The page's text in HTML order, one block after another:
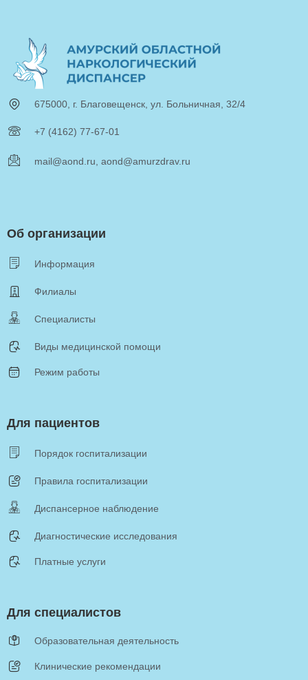
675000, г. Благовещенск, ул. Больничная, 32/4
+7 (4162) 77-67-01
mail@aond.ru, aond@amurzdrav.ru
Об организации
Информация
Филиалы
Специалисты
Виды медицинской помощи
Режим работы
Для пациентов
Порядок госпитализации
Правила госпитализации
Диспансерное наблюдение
Диагностические исследования
Платные услуги
Для специалистов
Образовательная деятельность
Клинические рекомендации